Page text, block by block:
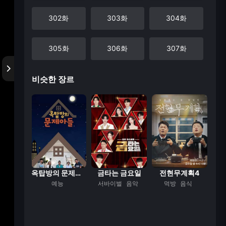
302화 303화 304화
305화 306화 307화
308화
311화 312화 313화
314화 315화 316화
317화 318화 319화
비슷한 장르
옥탑방의 문제아들
예능
금타는 금요일
서바이벌 음악
전현무계획4
먹방 음식